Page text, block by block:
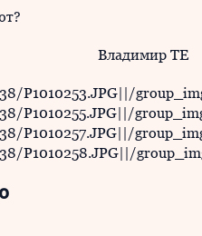
Владимир ТЕ
P1010253.JPG||/
P1010255.JPG||/
P1010257.JPG||/
P1010258.JPG||/